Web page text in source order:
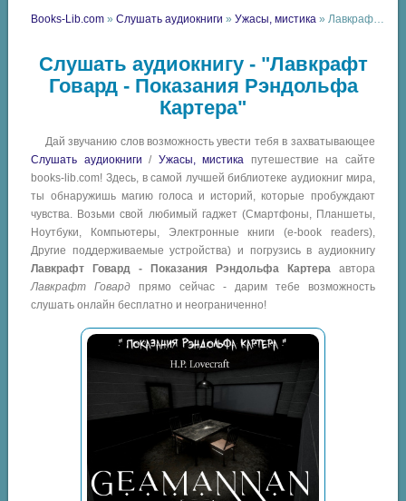
Books-Lib.com »Слушать аудиокниги »Ужасы, мистика » Лавкрафт Говард - Показания Рэндольфа Картера
Слушать аудиокнигу - "Лавкрафт
Говард - Показания Рэндольфа
Картера"
Дай звучанию слов возможность увести тебя в захватывающее
Слушать аудиокниги / Ужасы, мистика путешествие на сайте
books-lib.com! Здесь, в самой лучшей библиотеке аудиокниг мира,
ты обнаружишь магию голоса и историй, которые пробуждают
чувства. Возьми свой любимый гаджет (Смартфоны, Планшеты,
Ноутбуки, Компьютеры, Электронные книги (e-book readers),
Другие поддерживаемые устройства) и погрузись в аудиокнигу
Лавкрафт Говард - Показания Рэндольфа Картераавтора
Лавкрафт Говард прямо сейчас - дарим тебе возможность
слушать онлайн бесплатно и неограниченно!